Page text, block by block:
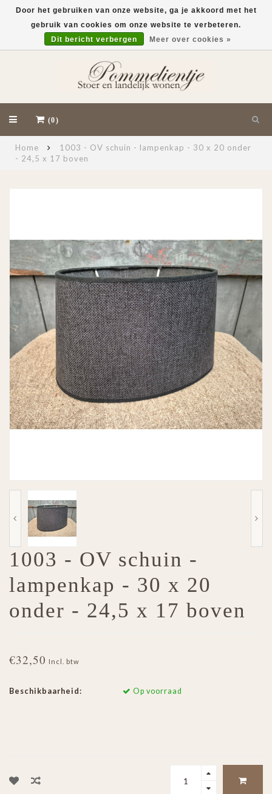
(0)
Home
1003 - OV schuin - lampenkap - 30 x 20 onder
- 24,5 x 17 boven
1003 - OV schuin -
lampenkap - 30 x 20
onder - 24,5 x 17 boven
€32,50 Incl. btw
Beschikbaarheid: Op voorraad
Door het gebruiken van onze website, ga je akkoord met het
gebruik van cookies om onze website te verbeteren.
Dit bericht verbergen
Meer over cookies »